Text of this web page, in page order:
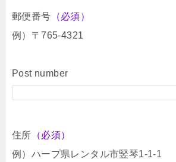
郵便番号 （必須）
例）〒765-4321
Post number
住所 （必須）
例）ハープ県レンタル市竪琴1-1-1